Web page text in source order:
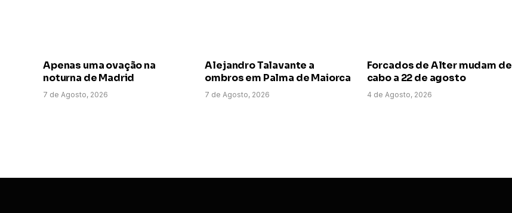
Apenas uma ovação na
noturna de Madrid
7 de Agosto, 2026
Alejandro Talavante a
ombros em Palma de Maiorca
7 de Agosto, 2026
Forcados de Alter mudam de
cabo a 22 de agosto
4 de Agosto, 2026